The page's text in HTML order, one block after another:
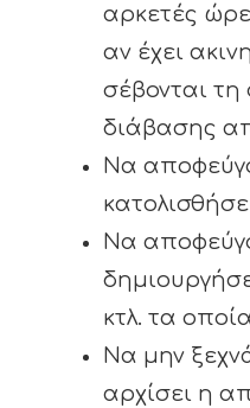
αρκετές
αν έχει
σέβονται τη
διάβασης
Να
Να
κτλ. τα
Να μην
αρχίσει η